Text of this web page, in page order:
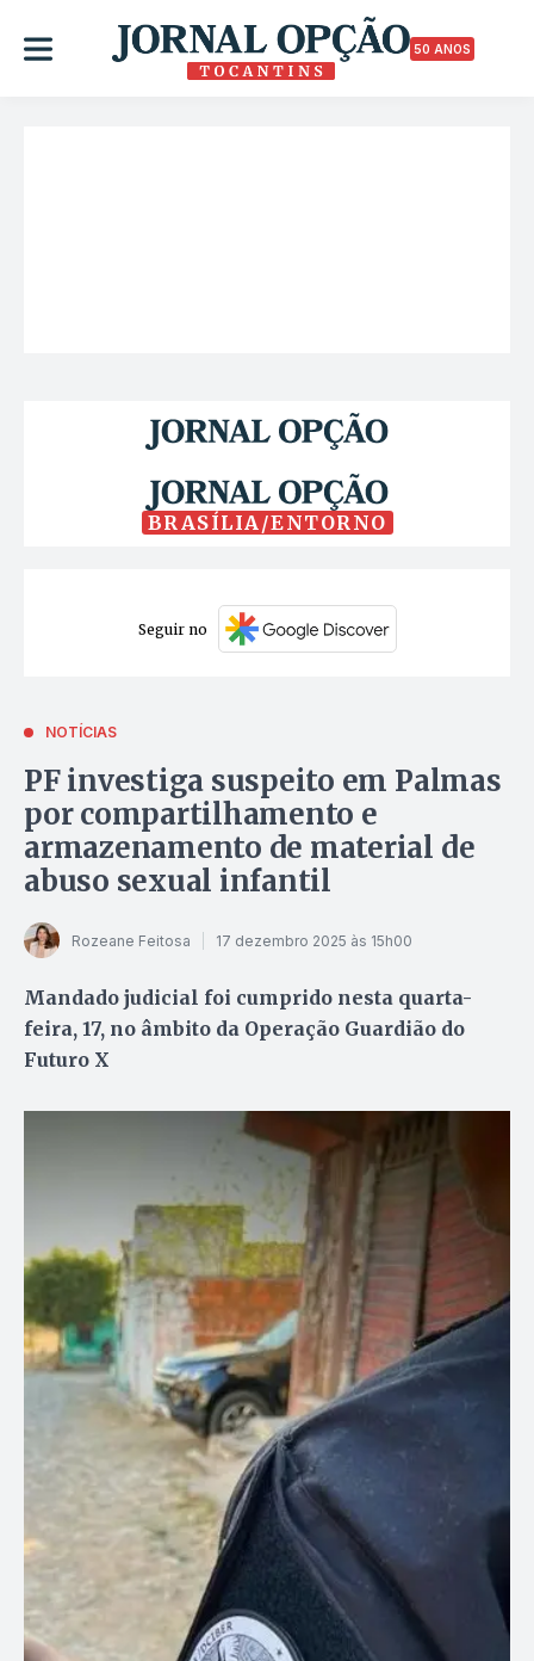
50 ANOS
BRASÍLIA/ENTORNO
Seguir no
NOTÍCIAS
PF investiga suspeito em Palmas
por compartilhamento e
armazenamento de material de
abuso sexual infantil
Rozeane Feitosa 17 dezembro 2025 às 15h00
Mandado judicial foi cumprido nesta quarta-
feira, 17, no âmbito da Operação Guardião do
Futuro X